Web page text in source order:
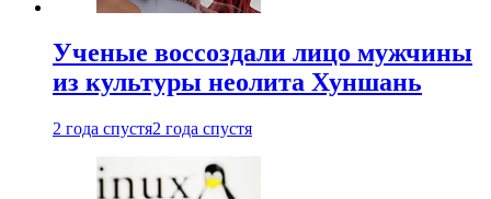
Ученые воссоздали лицо мужчины
из культуры неолита Хуншань
2 года спустя2 года спустя